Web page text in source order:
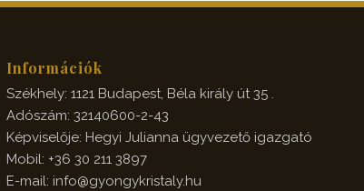
Információk
Székhely: 1121 Budapest, Béla király út 35 .
Adószám: 32140600-2-43
Képviselője: Hegyi Julianna ügyvezető igazgató
Mobil: +36 30 211 3897
E-mail: info@gyongykristaly.hu